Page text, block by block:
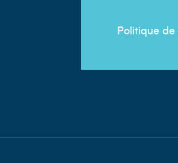
Politique